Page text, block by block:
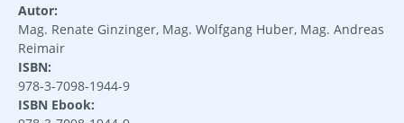
Autor:
Mag. Renate Ginzinger, Mag. Wolfgang Huber, Mag. Andreas
Reimair
ISBN:
978-3-7098-1944-9
ISBN Ebook: